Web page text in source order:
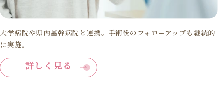
大学病院や県内基幹病院と連携。手術後のフォローアップも継続的
に実施。
詳しく見る